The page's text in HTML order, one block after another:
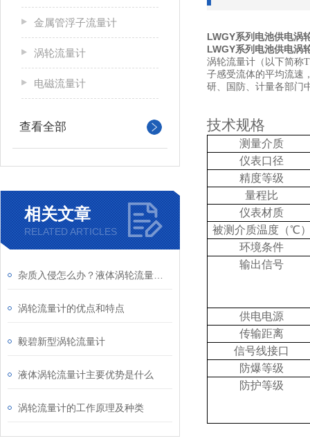
金属管浮子流量计
涡轮流量计
电磁流量计
查看全部
相关文章
RELATED ARTICLES
涡轮流量计的优点和特点
毅碧新型涡轮流量计
液体涡轮流量计主要优势是什么
涡轮流量计的工作原理及种类
LWGY系列电池供电涡
LWGY系列电池供电涡
涡轮流量计（以下简称
子感受流体的平均流速
研、国防、计量各部门
技术规格
测量介质
仪表口径
精度等级
量程比
仪表材质
被测介质温度（℃
环境条件
输出信号
供电电源
传输距离
信号线接口
防爆等级
防护等级